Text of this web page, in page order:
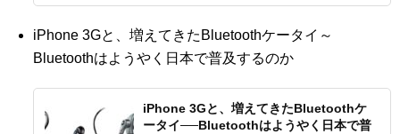
iPhone 3Gと、増えてきたBluetoothケータイ～
Bluetoothはようやく日本で普及するのか
iPhone 3Gと、増えてきたBluetoothケ
ータイ──Bluetoothはようやく日本で普